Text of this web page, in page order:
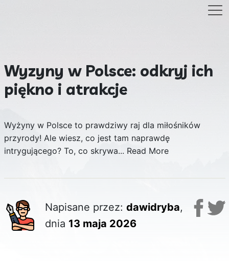
Wyzyny w Polsce: odkryj ich
piękno i atrakcje
Wyżyny w Polsce to prawdziwy raj dla miłośników
przyrody! Ale wiesz, co jest tam naprawdę
intrygującego? To, co skrywa... Read More
Napisane przez: dawidryba,
dnia 13 maja 2026